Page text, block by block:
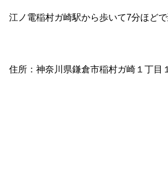
江ノ電稲村ガ崎駅から歩いて7分ほどで
住所：神奈川県鎌倉市稲村ガ崎１丁目